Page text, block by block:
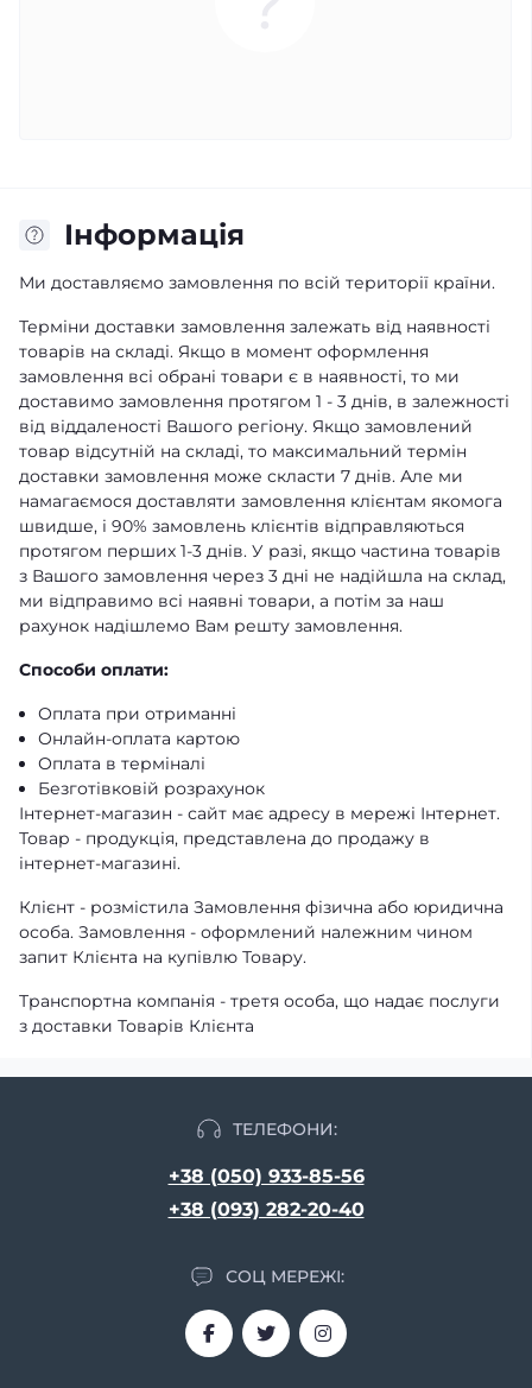
Інформація
Ми доставляємо замовлення по всій території країни.
Терміни доставки замовлення залежать від наявності
товарів на складі. Якщо в момент оформлення
замовлення всі обрані товари є в наявності, то ми
доставимо замовлення протягом 1 - 3 днів, в залежності
від віддаленості Вашого регіону. Якщо замовлений
товар відсутній на складі, то максимальний термін
доставки замовлення може скласти 7 днів. Але ми
намагаємося доставляти замовлення клієнтам якомога
швидше, і 90% замовлень клієнтів відправляються
протягом перших 1-3 днів. У разі, якщо частина товарів
з Вашого замовлення через 3 дні не надійшла на склад,
ми відправимо всі наявні товари, а потім за наш
рахунок надішлемо Вам решту замовлення.
Способи оплати:
Оплата при отриманні
Онлайн-оплата картою
Оплата в терміналі
Безготівковій розрахунок
Інтернет-магазин - сайт має адресу в мережі Інтернет.
Товар - продукція, представлена ​​до продажу в
інтернет-магазині.
Клієнт - розмістила Замовлення фізична або юридична
особа. Замовлення - оформлений належним чином
запит Клієнта на купівлю Товару.
Транспортна компанія - третя особа, що надає послуги
з доставки Товарів Клієнта
ТЕЛЕФОНИ:
+38 (050) 933-85-56
+38 (093) 282-20-40
СОЦ МЕРЕЖІ: